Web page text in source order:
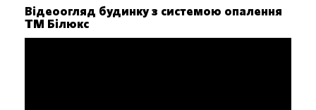
Відеоогляд будинку з системою опалення
ТМ Білюкс